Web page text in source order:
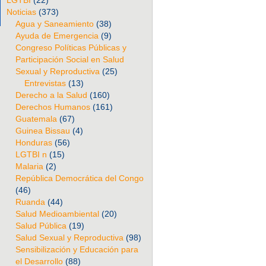
Noticias (373)
Agua y Saneamiento (38)
Ayuda de Emergencia (9)
Congreso Políticas Públicas y
Participación Social en Salud
Sexual y Reproductiva (25)
Entrevistas (13)
Derecho a la Salud (160)
Derechos Humanos (161)
Guatemala (67)
Guinea Bissau (4)
Honduras (56)
LGTBI n (15)
Malaria (2)
República Democrática del Congo
(46)
Ruanda (44)
Salud Medioambiental (20)
Salud Pública (19)
Salud Sexual y Reproductiva (98)
Sensibilización y Educación para
el Desarrollo (88)